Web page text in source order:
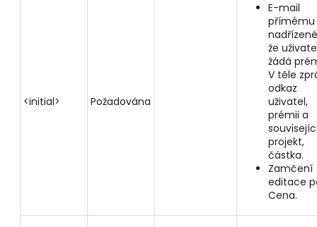
<initial> Požadována
E-mail
přímému
že
žádá
V těle
odkaz
uživatel,
prémii a
projekt,
částka.
Zamčení
editace
Cena.